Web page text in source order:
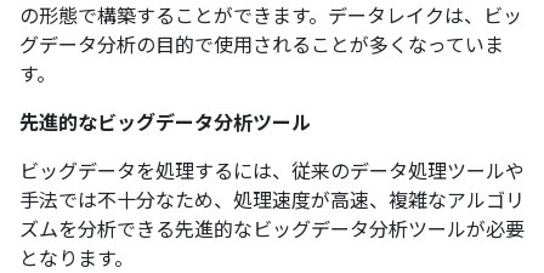
の形態で構築することができます。データレイクは、ビッ
グデータ分析の目的で使用されることが多くなっていま
す。
先進的なビッグデータ分析ツール
ビッグデータを処理するには、従来のデータ処理ツールや
手法では不十分なため、処理速度が高速、複雑なアルゴリ
ズムを分析できる先進的なビッグデータ分析ツールが必要
となります。